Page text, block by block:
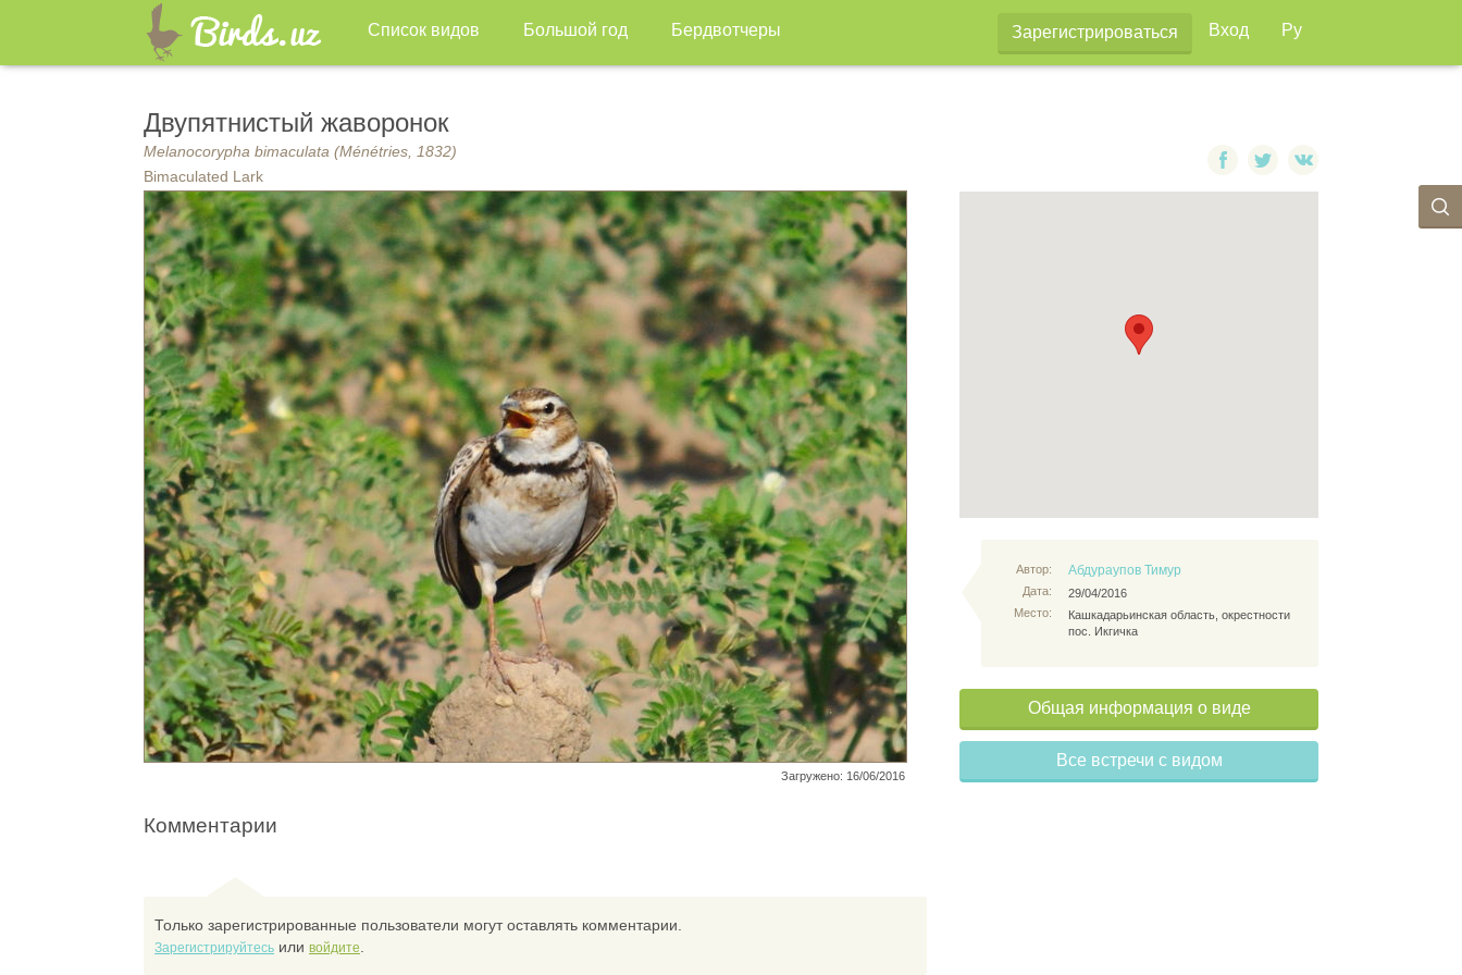
Список видов Большой год Бердвотчеры Зарегистрироваться Вход Ру
Двупятнистый жаворонок
Melanocorypha bimaculata (Ménétries, 1832)
Bimaculated Lark
Загружено: 16/06/2016
Автор:
Дата:
Место:
Абдураупов Тимур
29/04/2016
Кашкадарьинская область, окрестности
пос. Икгичка
Общая информация о виде
Все встречи с видом
Комментарии
Только зарегистрированные пользователи могут оставлять комментарии.
Зарегистрируйтесь или войдите